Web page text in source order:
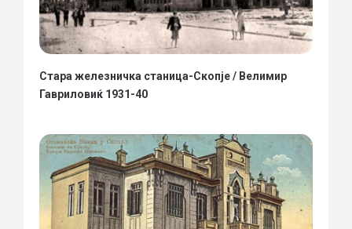
Стара железничка станица-Скопје / Велимир
Гавриловиќ 1931-40